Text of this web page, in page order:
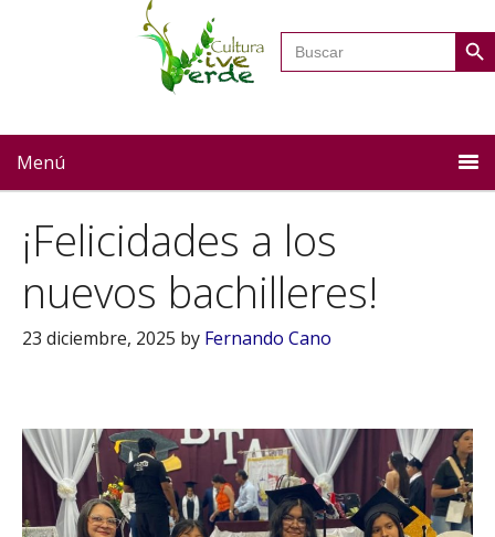
Buscar: Botón
Menú
¡Felicidades a los
nuevos bachilleres!
23 diciembre, 2025 by Fernando Cano